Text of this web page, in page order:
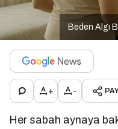
Beden Algı
+ -
Her sabah aynaya